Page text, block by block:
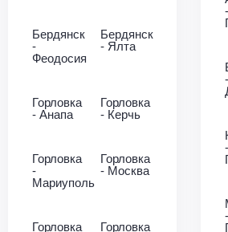
Бердянск
-
Феодосия
Бердянск
- Ялта
Горловка
- Анапа
Горловка
- Керчь
Горловка
-
Мариуполь
Горловка
- Москва
Горловка Горловка
-
-
-
-